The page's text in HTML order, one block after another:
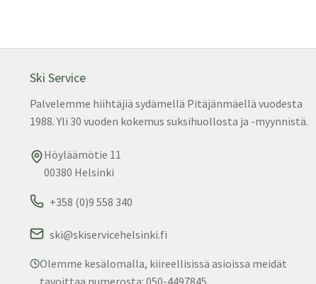
Ski Service
Palvelemme hiihtäjiä sydämellä Pitäjänmäellä vuodesta
1988. Yli 30 vuoden kokemus suksihuollosta ja -myynnistä.
Höyläämötie 11
00380 Helsinki
+358 (0)9 558 340
ski@skiservicehelsinki.fi
Olemme kesälomalla, kiireellisissä asioissa meidät